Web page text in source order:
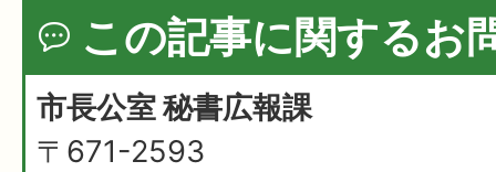
この記事に関するお
市長公室 秘書広報課
〒671-2593